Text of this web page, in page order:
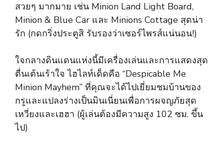
สวยๆ มากมาย เช่น Minion Land Light Board,
Minion & Blue Car และ Minions Cottage สุดน่า
รัก (กดกริ่งประตูสิ รับรองว่าเซอร์ไพรส์แน่นอน!)
ใจกลางดินแดนแห่งนี้มีเครื่องเล่นและการแสดงสุด
ตื่นเต้นเร้าใจ ไฮไลท์เด็ดคือ “Despicable Me
Minion Mayhem” ที่คุณจะได้ไปเยี่ยมชมบ้านของ
กรูและแปลงร่างเป็นมินเนี่ยนเพื่อการผจญภัยสุด
เหวี่ยงและเฮฮา (ผู้เล่นต้องมีความสูง 102 ซม. ขึ้น
ไป)